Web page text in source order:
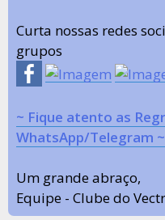
Curta nossas redes
grupos
~ Fique atento as
WhatsApp/Telegram ~
Um grande abraço,
Equipe - Clube do